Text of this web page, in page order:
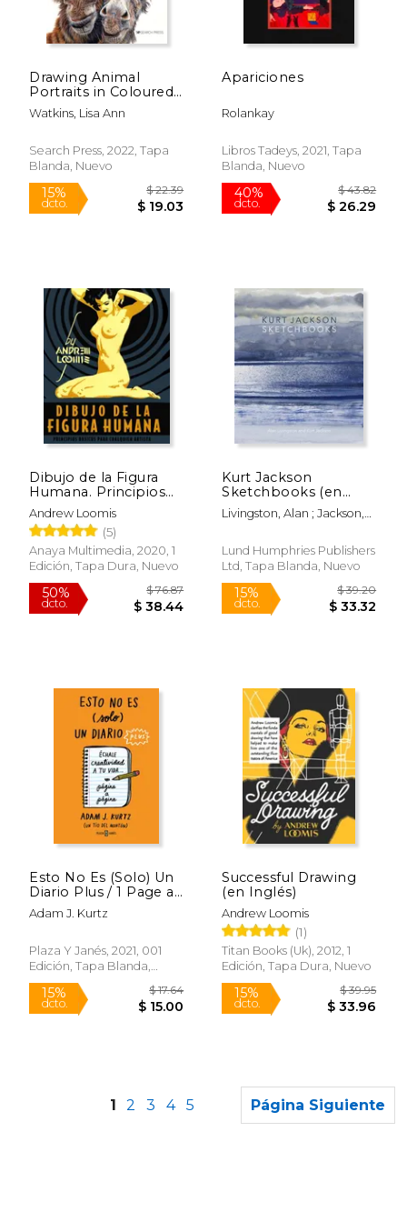
15%
dcto.
$ 30.00
$ 25.50
15%
dcto.
$ 32.14
Drawing Animal
Portraits in Coloured
Pencil (en Inglés)
Watkins, Lisa Ann
Search Press, 2022, Tapa
Blanda, Nuevo
Apariciones
Rolankay
Libros Tadeys, 2021, Tapa
Blanda, Nuevo
Dibujo de la Figura
Humana. Principios
Básicos Para
Cualquier Artista
(Espacio de Diseño)
Andrew Loomis
(5)
Anaya Multimedia, 2020, 1
Edición, Tapa Dura, Nuevo
Kurt Jackson
Sketchbooks (en
Inglés)
Livingston, Alan ; Jackson,
Lund Humphries Publishers
Ltd, Tapa Blanda, Nuevo
Esto No Es (Solo) Un
Diario Plus / 1 Page at
a Time: A Daily
Creative Companion
Adam J. Kurtz
Plaza Y Janés, 2021, 001
Edición, Tapa Blanda,
Nuevo
Successful Drawing
(en Inglés)
Andrew Loomis
(1)
Titan Books (Uk), 2012, 1
Edición, Tapa Dura, Nuevo
1 2 3 4 5 Página Siguiente